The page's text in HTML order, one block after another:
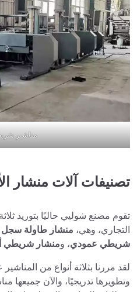
مناشير
تصنيفات آلات منشار
تقوم مصنع شوليي حاليًا بتوريد
التجاري، وهي، منشار طاولة سجل
شريطي عمودي، ومنشار شريطي
لقد مررنا بثلاثة أنواع من
وتطويرها تدريجيًا، والآن